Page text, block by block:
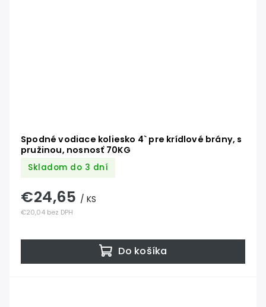
Spodné vodiace koliesko 4` pre krídlové brány, s
pružinou, nosnosť 70KG
Skladom do 3 dní
€20,04 bez DPH
€24,65 / KS
Do košíka